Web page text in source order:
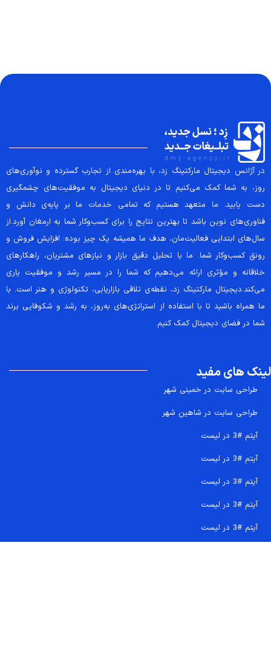
در آژانس دیجیتال مارکتینگ زد، با بهره‌مندی از تجارب گسترده و نوآوری‌های
روز، به شما کمک می‌کنیم تا در دنیای دیجیتال به موفقیت‌های چشمگیری
دست یابید. ما متعهد هستیم که تمامی خدمات ما بر پایه‌ی دانش و
فناوری‌های نوین باشد تا بهترین نتایج را برای کسب‌وکار شما به ارمغان آورد.از
سال‌های ابتدایی فعالیت‌مان، هدف ما همیشه یک چیز بوده: افزایش فروش و
رونق کسب‌وکار شما. ما با تحلیل دقیق بازار و نیازهای مشتریان، راهکارهای
خلاقانه و مؤثری ارائه می‌دهیم که شما را در مسیر رشد و موفقیت یاری
می‌کند.دیجیتال مارکتینگ زد، نقطه‌ی تلاقی بازاریابی، تکنولوژی و هنر است. با
ما همراه باشید تا با استفاده از استراتژی‌های به‌روز، به رشد و شکوفایی برند
شما در فضای دیجیتال کمک کنیم.
لینک های مفید
طراحی سایت در خمینی شهر
طراحی سایت در شاهین شهر
آیتم #3 در لیست
آیتم #3 در لیست
آیتم #3 در لیست
آیتم #3 در لیست
آیتم #3 در لیست